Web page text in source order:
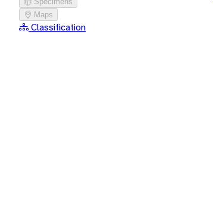
Maps
Classification